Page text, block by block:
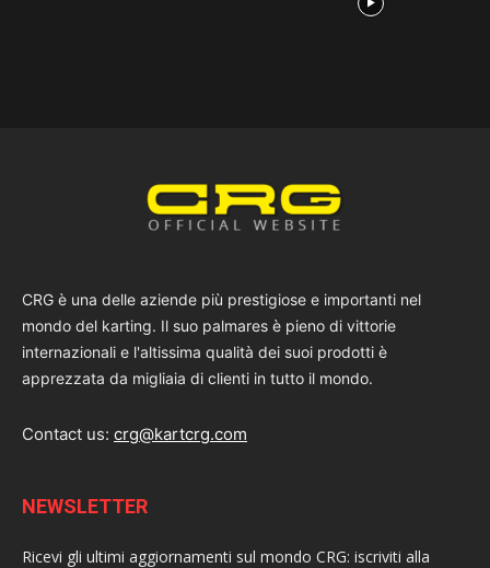
CRG è una delle aziende più prestigiose e importanti nel
mondo del karting. Il suo palmares è pieno di vittorie
internazionali e l'altissima qualità dei suoi prodotti è
apprezzata da migliaia di clienti in tutto il mondo.
Contact us: crg@kartcrg.com
NEWSLETTER
Ricevi gli ultimi aggiornamenti sul mondo CRG: iscriviti alla